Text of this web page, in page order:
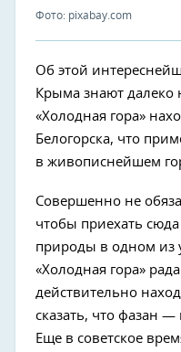
Фото: pixabay.com
Об этой
Крыма знают далеко
«Холодная гора»
Белогорска, что
в живописнейшем
Совершенно не
чтобы приехать
природы в одном
«Холодная гора»
действительно
сказать, что фазан
Еще в советское